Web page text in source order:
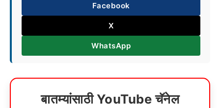
Facebook
X
WhatsApp
बातम्यांसाठी YouTube चॅनेल